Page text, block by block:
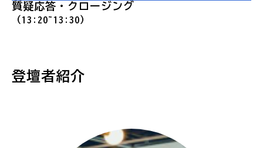
質疑応答・クロージング
（13:20~13:30）
登壇者紹介